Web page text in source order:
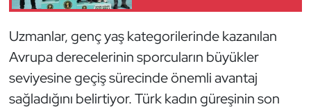
Uzmanlar, genç yaş kategorilerinde kazanılan
Avrupa derecelerinin sporcuların büyükler
seviyesine geçiş sürecinde önemli avantaj
sağladığını belirtiyor. Türk kadın güreşinin son